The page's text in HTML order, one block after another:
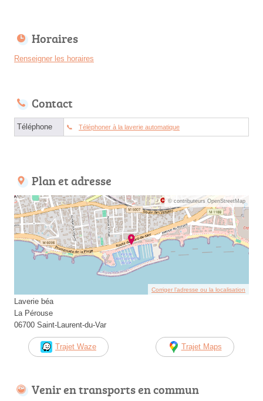
Horaires
Renseigner les horaires
Contact
Téléphone Téléphoner à la laverie automatique
Plan et adresse
© contributeurs OpenStreetMap
Corriger l’adresse ou la localisation
Laverie béa
La Pérouse
06700 Saint-Laurent-du-Var
Trajet Waze Trajet Maps
Venir en transports en commun